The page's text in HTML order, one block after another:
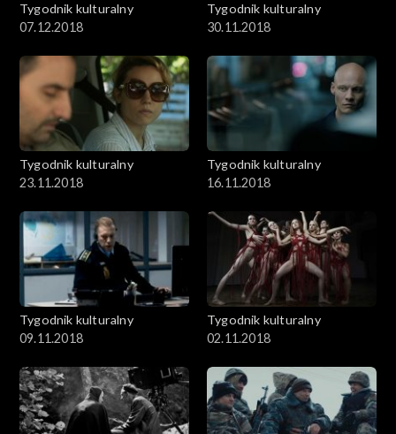
Tygodnik kulturalny
07.12.2018
Tygodnik kulturalny
30.11.2018
Tygodnik kulturalny
23.11.2018
Tygodnik kulturalny
16.11.2018
Tygodnik kulturalny
09.11.2018
Tygodnik kulturalny
02.11.2018